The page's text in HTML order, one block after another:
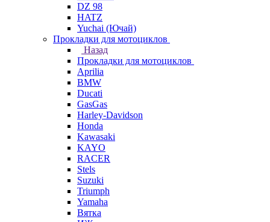
DZ 98
HATZ
Yuchai (Ючай)
Прокладки для мотоциклов
Назад
Прокладки для мотоциклов
Aprilia
BMW
Ducati
GasGas
Harley-Davidson
Honda
Kawasaki
KAYO
RACER
Stels
Suzuki
Triumph
Yamaha
Вятка